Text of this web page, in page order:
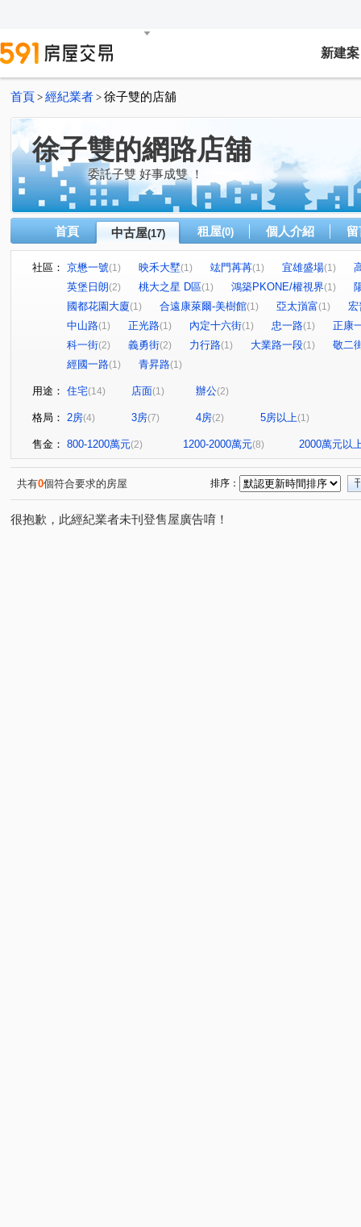
新建案
首頁 > 經紀業者 > 徐子雙的店舖
徐子雙的網路店舖
委託子雙 好事成雙 ！
首頁 中古屋(17) 租屋(0) 個人介紹
社區： 京懋一號(1) 映禾大墅(1) 竑門苒苒(1) 宜雄盛場(1)
英堡日朗(2) 桃大之星 D區(1) 鴻築PKONE/權視界(1)
國都花園大廈(1) 合遠康萊爾-美樹館(1) 亞太嵿富(1)
宏
中山路(1) 正光路(1) 內定十六街(1) 忠一路(1)
正康
科一街(2) 義勇街(2) 力行路(1) 大業路一段(1)
敬二
經國一路(1) 青昇路(1)
用途： 住宅(14) 店面(1) 辦公(2)
格局： 2房(4) 3房(7) 4房(2) 5房以上(1)
售金： 800-1200萬元(2) 1200-2000萬元(8) 2000萬元以
共有0個符合要求的房屋 排序：
很抱歉，此經紀業者未刊登售屋廣告唷！